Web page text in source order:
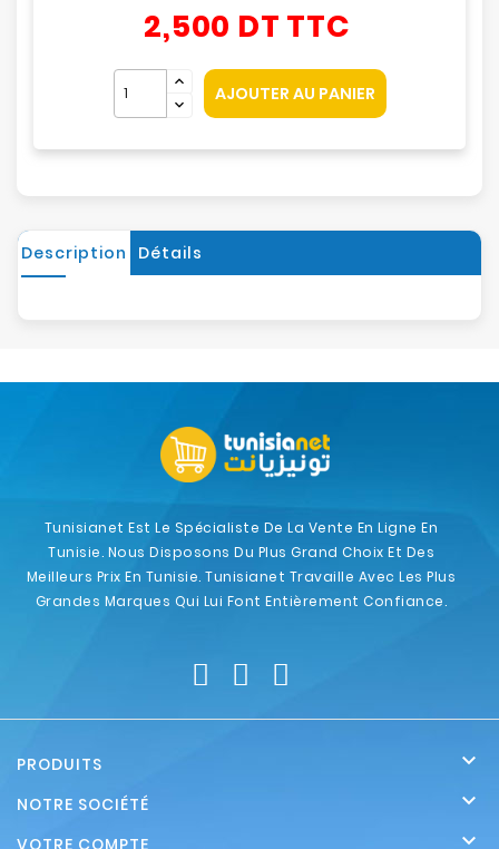
2,500 DT TTC
AJOUTER AU PANIER
Description Détails
Tunisianet Est Le Spécialiste De La Vente En Ligne En
Tunisie. Nous Disposons Du Plus Grand Choix Et Des
Meilleurs Prix En Tunisie. Tunisianet Travaille Avec Les Plus
Grandes Marques Qui Lui Font Entièrement Confiance.
PRODUITS 
NOTRE SOCIÉTÉ 
VOTRE COMPTE 